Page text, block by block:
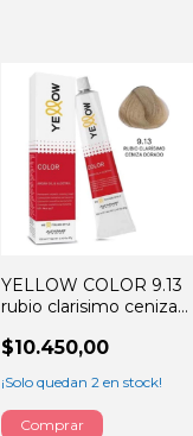
YELLOW COLOR 9.13
rubio clarisimo ceniza
$10.450,00
¡Solo quedan2 en stock!